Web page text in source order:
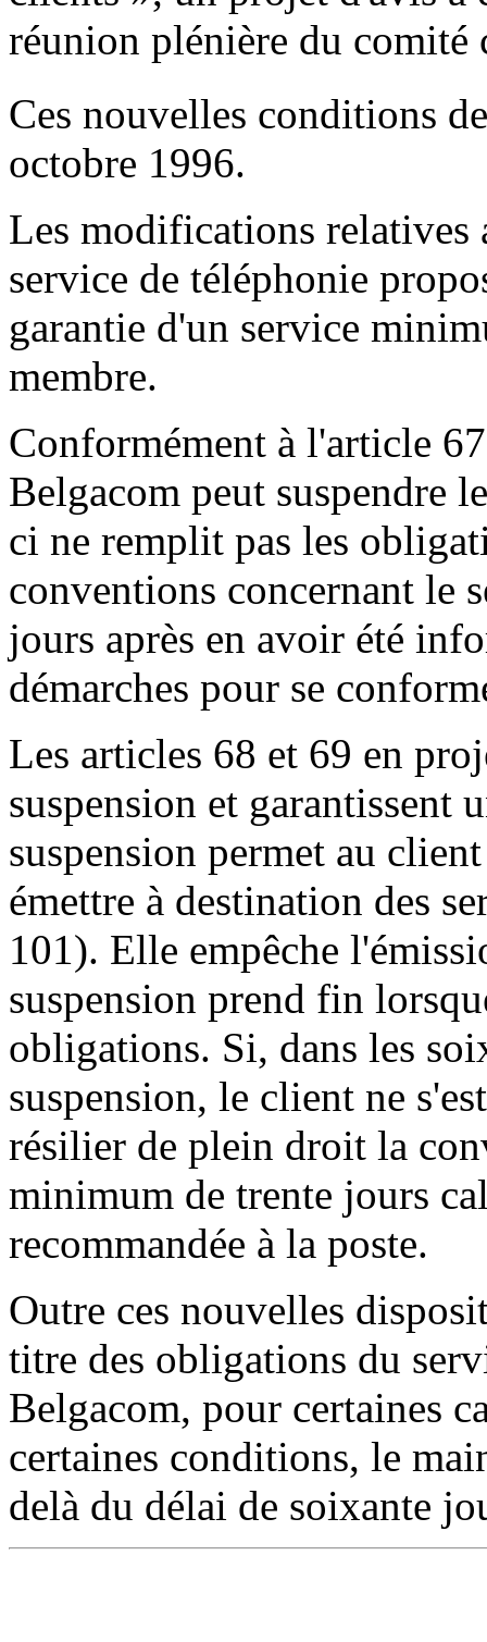
réunion plénière du
Ces nouvelles conditions
octobre 1996.
Les modifications relatives
service de téléphonie
garantie d'un service
membre.
Conformément à l'article
Belgacom peut suspendre
ci ne remplit pas les
conventions concernant le
jours après en avoir été
démarches pour se
Les articles 68 et 69 en
suspension et garantissent
suspension permet au
émettre à destination des
101). Elle empêche
suspension prend fin
obligations. Si, dans les
suspension, le client ne
résilier de plein droit la
minimum de trente jours
recommandée à la poste.
Outre ces nouvelles
titre des obligations du
Belgacom, pour certaines
certaines conditions, le
delà du délai de soixante